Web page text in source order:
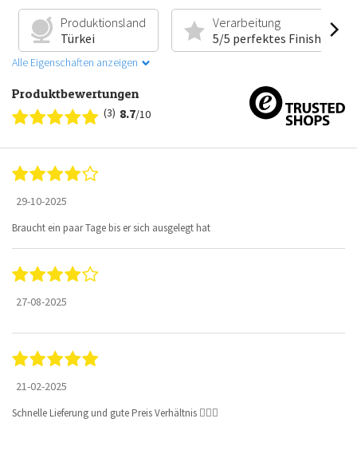
Produktionsland
Türkei
Verarbeitung
5/5 perfektes Finish
Alle Eigenschaften anzeigen
Produktbewertungen
(3) 8.7/10
29-10-2025
Braucht ein paar Tage bis er sich ausgelegt hat
27-08-2025
21-02-2025
Schnelle Lieferung und gute Preis Verhältnis 👍🏻🙏